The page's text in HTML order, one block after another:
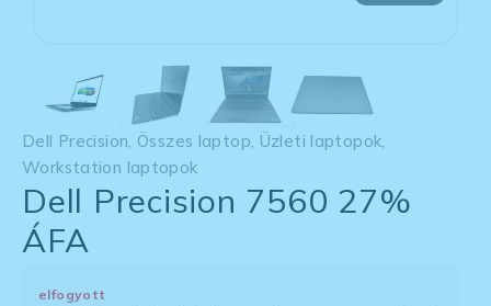
Dell Precision, Összes laptop, Üzleti laptopok,
Workstation laptopok
Dell Precision 7560 27%
ÁFA
elfogyott